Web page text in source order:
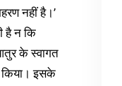
नहीं है।’
है न कि
के स्वागत
किया। इसके